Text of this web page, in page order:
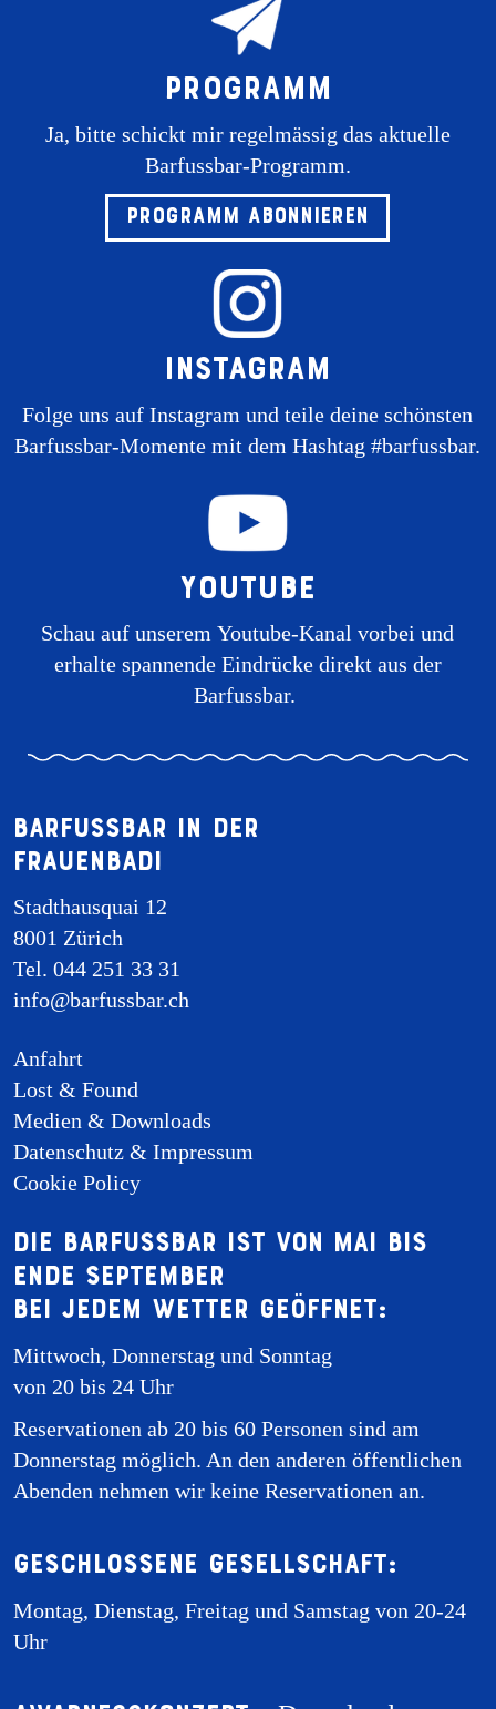
Programm
Ja, bitte schickt mir regelmässig das aktuelle
Barfussbar-Programm.
Programm abonnieren
Instagram
Folge uns auf Instagram und teile deine schönsten
Barfussbar-Momente mit dem Hashtag #barfussbar.
Youtube
Schau auf unserem Youtube-Kanal vorbei und
erhalte spannende Eindrücke direkt aus der
Barfussbar.
Barfussbar in der
Frauenbadi
Stadthausquai 12
8001 Zürich
Tel. 044 251 33 31
info@barfussbar.ch
Anfahrt
Lost & Found
Medien & Downloads
Datenschutz & Impressum
Cookie Policy
Die Barfussbar ist von Mai bis
Ende September
bei jedem Wetter geöffnet:
Mittwoch, Donnerstag und Sonntag
von 20 bis 24 Uhr
Reservationen ab 20 bis 60 Personen sind am
Donnerstag möglich. An den anderen öffentlichen
Abenden nehmen wir keine Reservationen an.
Geschlossene Gesellschaft:
Montag, Dienstag, Freitag und Samstag von 20-24
Uhr